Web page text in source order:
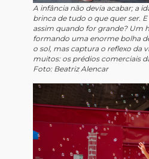
A infância não devia acabar; a
brinca de tudo o que quer ser.
assim quando for grande? Um
formando uma enorme bolha
o sol, mas captura o reflexo da
muitos: os prédios comerciais
Foto: Beatriz Alencar